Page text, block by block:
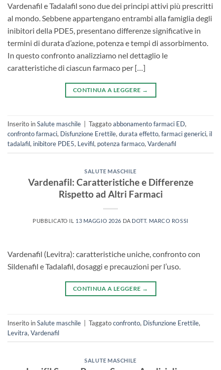
Vardenafil e Tadalafil sono due dei principi attivi più prescritti
al mondo. Sebbene appartengano entrambi alla famiglia degli
inibitori della PDE5, presentano differenze significative in
termini di durata d’azione, potenza e tempi di assorbimento.
In questo confronto analizziamo nel dettaglio le
caratteristiche di ciascun farmaco per […]
CONTINUA A LEGGERE →
Inserito inSalute maschile Taggatoabbonamento farmaci ED,
confronto farmaci, Disfunzione Erettile,durata effetto,farmaci generici, il
tadalafil, inibitore PDE5, Levifil, potenza farmaco,Vardenafil
SALUTE MASCHILE
Vardenafil: Caratteristiche e Differenze
Rispetto ad Altri Farmaci
PUBBLICATO IL 13 MAGGIO 2026 DA DOTT. MARCO ROSSI
Vardenafil (Levitra): caratteristiche uniche, confronto con
Sildenafil e Tadalafil, dosaggi e precauzioni per l’uso.
CONTINUA A LEGGERE →
Inserito inSalute maschile Taggatoconfronto, Disfunzione Erettile,
Levitra, Vardenafil
SALUTE MASCHILE